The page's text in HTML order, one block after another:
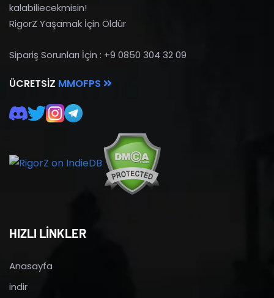
kalabiliecekmisin!
RigorZ Yaşamak İçin Öldür
Sipariş Sorunları İçin : +9 0850 304 32 09
ÜCRETSIZ MMOFPS
HIZLI LİNKLER
Anasayfa
indir